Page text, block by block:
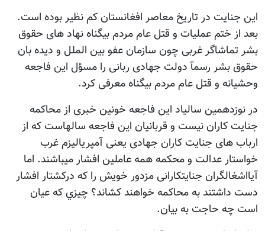
این جنایت در تاریخ معاصر افغانستان کم نظیر بوده است.
بعد از ختم عملیات و قتل عام مردم بیگناه نهاد های حقوق
بشر تماشاگر غربی چون سازمان عفو بین الملل و دیده بان
حقوق بشر رسمآ دولت جهادی ربانی را مسؤل این فاجعه
وحشیانه و قتل عام مردم بیگناه معرفی کرد.
در نوزدهمین سالیاد این فاجعه خونین خبری از محاکمه
جنایت کاران نیست و قربانیان این فاجعه سالهاست که از
ارباب های جنایت کاران جهادی یعنی آمپریالیزم غرب
خواستار عدالت و محکمه همه عاملین افشار میباشند. اما
آيااشغالگران جنایتکارانی مزدور خویش را که درکشتار افشار
دست داشتند به محاکمه خواهند کشاند؟ چيزي كه عيان
است چه حاجت به بيان.